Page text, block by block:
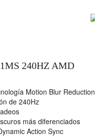
240HZ AMD
Motion Blur Reduction
de 240Hz
más diferenciados
Action Sync